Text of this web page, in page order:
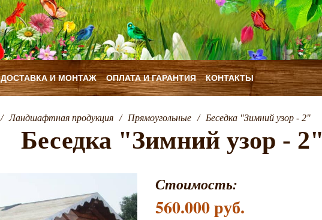
ДОСТАВКА И МОНТАЖ ОПЛАТА И ГАРАНТИЯ КОНТАКТЫ
/ Ландшафтная продукция / Прямоугольные / Беседка "Зимний узор - 2"
Беседка "Зимний узор - 2"
Стоимость:
560.000 руб.